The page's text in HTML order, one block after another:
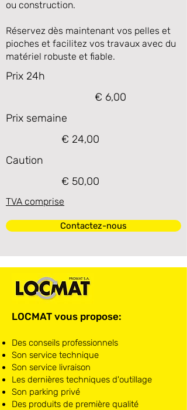
ou construction.
Réservez dès maintenant vos pelles et
pioches et facilitez vos travaux avec du
matériel robuste et fiable.
Prix 24h
€ 6,00
Prix semaine
€ 24,00
Caution
€ 50,00
TVA comprise
Contactez-nous
LOCMAT vous propose:
Des conseils professionnels
Son service technique
Son service livraison
Les dernières techniques d'outillage
Son parking privé
Des produits de première qualité